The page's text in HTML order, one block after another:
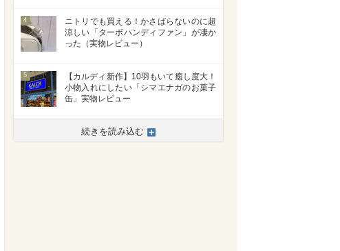
4
ニトリでも買える！かさばらないのに超
涼しい「ターボハンディファン」が凄か
った（実物レビュー）
5
【カルディ新作】10羽もいて癒し度大！
小物入れにしたい「シマエナガのお菓子
缶」実物レビュー
続きを読み込む